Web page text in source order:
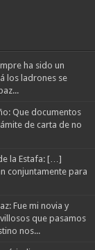
ha sido un
los ladrones se
Que documentos
de carta de no
la Estafa: […]
conjuntamente para
Fue mi novia y
que pasamos
nos...